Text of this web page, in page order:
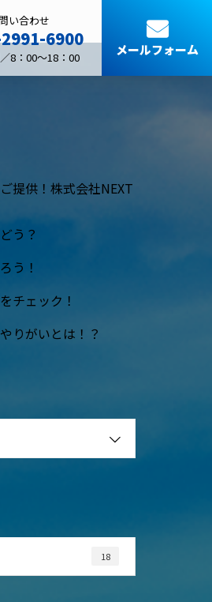
い合わせ
6900
8：00～18：00 メールフォーム
提供！株式会社NEXT
う？
う！
チェック！
りがいとは！？
18